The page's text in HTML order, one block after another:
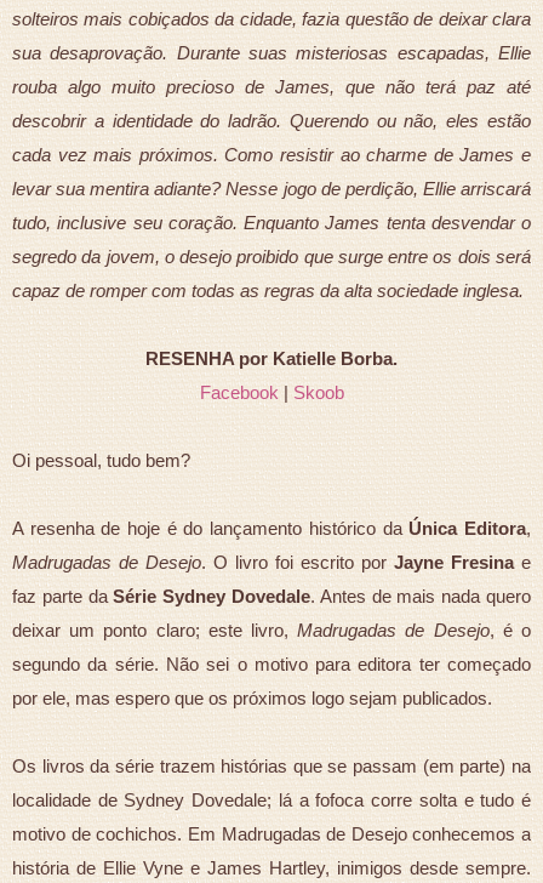
solteiros mais cobiçados da cidade, fazia questão de deixar clara
sua desaprovação. Durante suas misteriosas escapadas, Ellie
rouba algo muito precioso de James, que não terá paz até
descobrir a identidade do ladrão. Querendo ou não, eles estão
cada vez mais próximos. Como resistir ao charme de James e
levar sua mentira adiante? Nesse jogo de perdição, Ellie arriscará
tudo, inclusive seu coração. Enquanto James tenta desvendar o
segredo da jovem, o desejo proibido que surge entre os dois será
capaz de romper com todas as regras da alta sociedade inglesa.
RESENHA por Katielle Borba.
Facebook| Skoob
Oi pessoal, tudo bem?
A resenha de hoje é do lançamento histórico daÚnica Editora,
Madrugadas de Desejo. O livro foi escrito porJayne Fresinae
faz parte daSérie Sydney Dovedale. Antes de mais nada quero
deixar um ponto claro; este livro,Madrugadas de Desejo, é o
segundo da série. Não sei o motivo para editora ter começado
por ele, mas espero que os próximos logo sejam publicados.
Os livros da série trazem histórias que se passam (em parte) na
localidade de Sydney Dovedale; lá a fofoca corre solta e tudo é
motivo de cochichos. Em Madrugadas de Desejo conhecemos a
história de Ellie Vyne e James Hartley, inimigos desde sempre.